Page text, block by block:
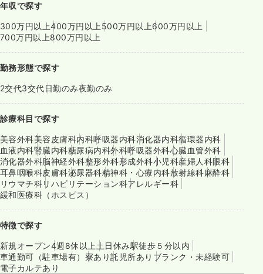
年収で探す
300万円以上400万円以上 500万円以上600万円以上
700万円以上800万円以上
勤務形態で探す
2交代3交代日勤のみ夜勤のみ
診療科目で探す
美容外科美容皮膚科内科呼吸器内科消化器内科循環器内科
血液内科腎臓内科糖尿病内科外科呼吸器外科心臓血管外科
消化器外科脳神経外科整形外科形成外科小児科産婦人科眼科
耳鼻咽喉科皮膚科泌尿器科精神科・心療内科放射線科麻酔科
リウマチ科リハビリテーション科アレルギー科
緩和医療科（ホスピス）
特徴で探す
新規オープン4週8休以上 土日休み駅徒歩５分以内
車通勤可（駐車場有） 寮あり託児所あり ブランク・未経験可
電子カルテあり